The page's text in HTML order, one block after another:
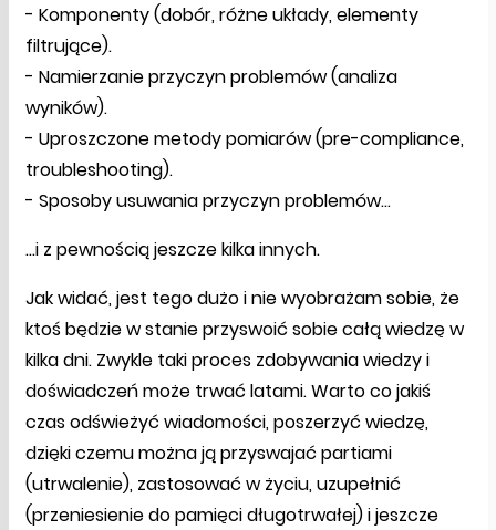
- Komponenty (dobór, różne układy, elementy
filtrujące).
- Namierzanie przyczyn problemów (analiza
wyników).
- Uproszczone metody pomiarów (pre-compliance,
troubleshooting).
- Sposoby usuwania przyczyn problemów…
…i z pewnością jeszcze kilka innych.
Jak widać, jest tego dużo i nie wyobrażam sobie, że
ktoś będzie w stanie przyswoić sobie całą wiedzę w
kilka dni. Zwykle taki proces zdobywania wiedzy i
doświadczeń może trwać latami. Warto co jakiś
czas odświeżyć wiadomości, poszerzyć wiedzę,
dzięki czemu można ją przyswajać partiami
(utrwalenie), zastosować w życiu, uzupełnić
(przeniesienie do pamięci długotrwałej) i jeszcze